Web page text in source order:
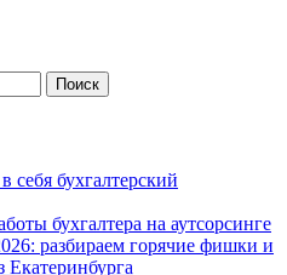
себя бухгалтерский
бухгалтера на аутсорсинге
разбираем горячие фишки и
Екатеринбурга